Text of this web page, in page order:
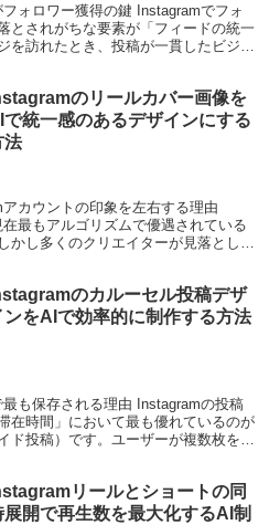
ォロワー獲得の鍵 Instagramでフォ
とされがちな要素が「フィードの統一
を訪れたとき、投稿が一貫したビジュ
のリールカバー画像を
で統一感のあるデザインにする
法
カウントの印象を左右する理由
最もアルゴリズムで優遇されている
かし多くのクリエイターが見落として
のカルーセル投稿デザ
ンをAIで効率的に制作する方法
も保存される理由 Instagramの投稿
在時間」において最も優れているのが
ド投稿）です。ユーザーが複数枚をス
リールとショートの同
展開で再生数を最大化するAI制